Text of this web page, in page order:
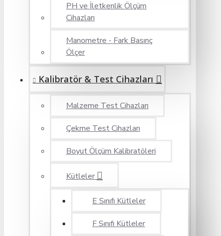
PH ve İletkenlik Ölçüm
Cihazları
Manometre - Fark Basınç
Ölçer
Kalibratör & Test Cihazları
Malzeme Test Cihazları
Çekme Test Cihazları
Boyut Ölçüm Kalibratöleri
Kütleler
E Sınıfı Kütleler
F Sınıfı Kütleler